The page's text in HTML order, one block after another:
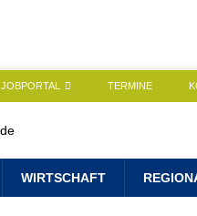
JOBPORTAL TERMINE
WIRTSCHAFT